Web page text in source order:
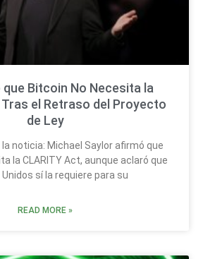
que Bitcoin No Necesita la
el Retraso del Proyecto
de Ley
noticia: Michael Saylor afirmó que
la CLARITY Act, aunque aclaró que
sí la requiere para su
READ MORE »